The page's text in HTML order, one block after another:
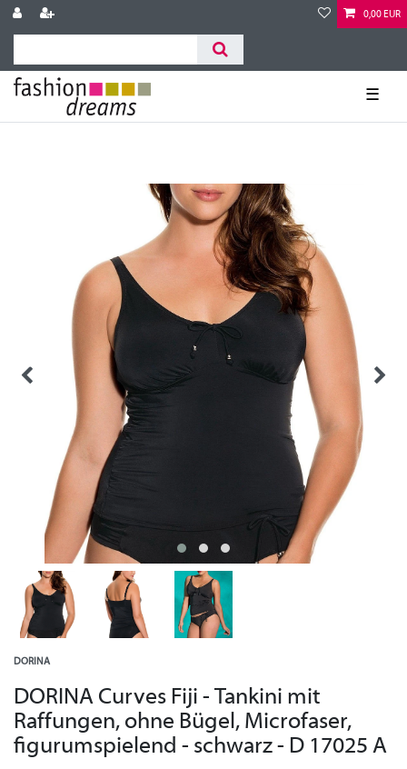
0,00 EUR
☰
DORINA
DORINA Curves Fiji - Tankini mit
Raffungen, ohne Bügel, Microfaser,
figurumspielend - schwarz - D 17025 A